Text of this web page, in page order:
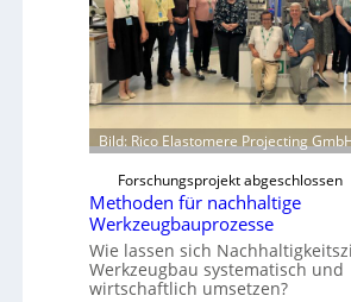
r
t
s
N
w
ü
h
t
A
Bild: Rico Elastomere Projecting
Forschungsprojekt abgeschlossen
Methoden für nachhaltige
Werkzeugbauprozesse
Wie lassen sich
Werkzeugbau systematisch und
wirtschaftlich umsetzen?